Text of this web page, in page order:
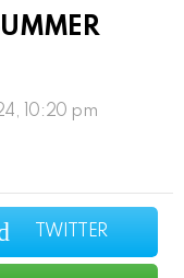
10:20 pm
TWITTER